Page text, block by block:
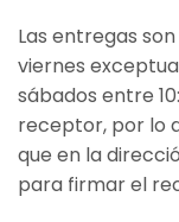
Las entregas
viernes
sábados entre
receptor, por lo
que en la
para firmar el